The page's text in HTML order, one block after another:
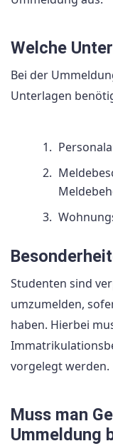
Welche
Bei der
Unterlagen
Studenten sind
umzumelden,
haben. Hierbei
vorgelegt werden.
Muss man
Ummeldung